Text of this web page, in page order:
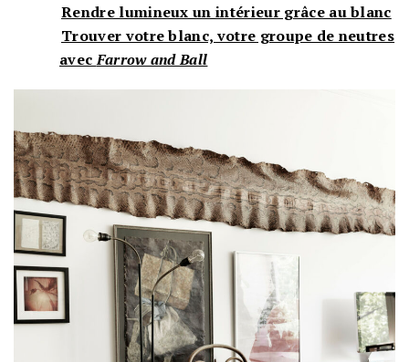
Rendre lumineux un intérieur grâce au blanc
Trouver votre blanc, votre groupe de neutres
avecFarrow and Ball